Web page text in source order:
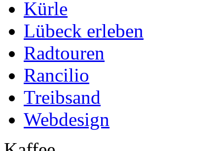
Kürle
Lübeck erleben
Radtouren
Rancilio
Treibsand
Webdesign